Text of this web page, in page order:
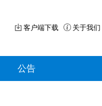
客户端下载 关于我们
公告